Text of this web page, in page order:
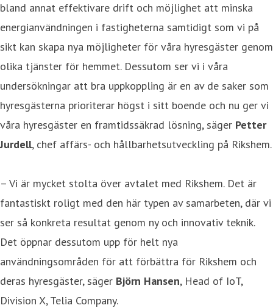
bland annat effektivare drift och möjlighet att minska
energianvändningen i fastigheterna samtidigt som vi på
sikt kan skapa nya möjligheter för våra hyresgäster genom
olika tjänster för hemmet. Dessutom ser vi i våra
undersökningar att bra uppkoppling är en av de saker som
hyresgästerna prioriterar högst i sitt boende och nu ger vi
våra hyresgäster en framtidssäkrad lösning, säger Petter
Jurdell, chef affärs- och hållbarhetsutveckling på Rikshem.
– Vi är mycket stolta över avtalet med Rikshem. Det är
fantastiskt roligt med den här typen av samarbeten, där vi
ser så konkreta resultat genom ny och innovativ teknik.
Det öppnar dessutom upp för helt nya
användningsområden för att förbättra för Rikshem och
deras hyresgäster, säger Björn Hansen, Head of IoT,
Division X, Telia Company.